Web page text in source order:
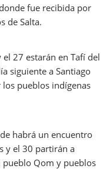
fue recibida por
de Salta.
27 estarán en Tafí del
siguiente a Santiago
pueblos indígenas
habrá un encuentro
y el 30 partirán a
pueblo Qom y pueblos